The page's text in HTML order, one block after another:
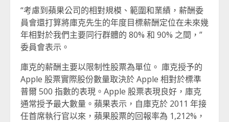
“考慮到蘋果公司的相對規模、範圍和業績，薪酬委
員會還打算將庫克先生的年度目標薪酬定位在未來幾
年相對於我們主要同行群體的 80% 和 90% 之間，”
委員會表示。
庫克的薪酬主要以限制性股票為單位。 庫克授予的
Apple 股票實際股份數量取決於 Apple 相對於標準
普爾 500 指數的表現。Apple 股票表現良好，庫克
通常授予最大數量。蘋果表示，自庫克於 2011 年接
任首席執行官以來，蘋果股票的回報率為 1,212%，